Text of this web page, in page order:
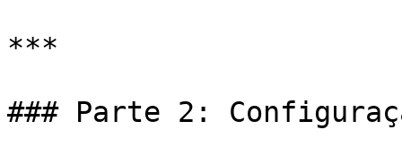
***
### Parte 2: